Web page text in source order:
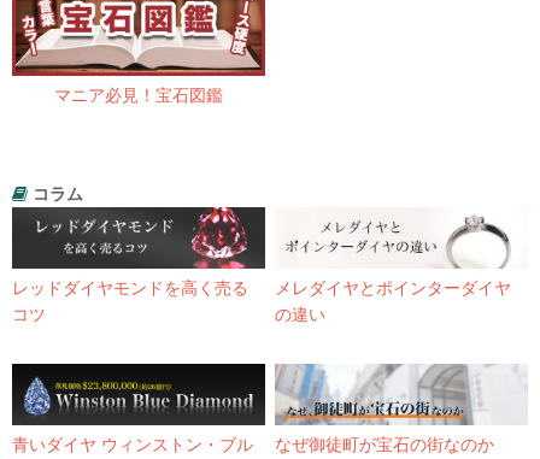
マニア必見！宝石図鑑
コラム
レッドダイヤモンドを高く売る
コツ
メレダイヤとポインターダイヤ
の違い
青いダイヤ ウィンストン・ブル
なぜ御徒町が宝石の街なのか